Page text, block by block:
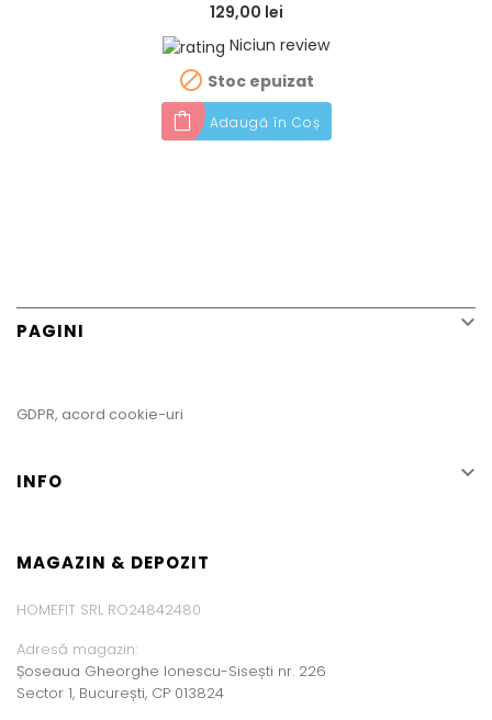
129,00 lei
Niciun review
 Stoc epuizat
Adaugă în Coș
PAGINI 
GDPR, acord cookie-uri
INFO 
MAGAZIN & DEPOZIT
HOMEFIT SRL RO24842480
Adresă magazin:
Șoseaua Gheorghe Ionescu-Sisești nr. 226
Sector 1, București, CP 013824